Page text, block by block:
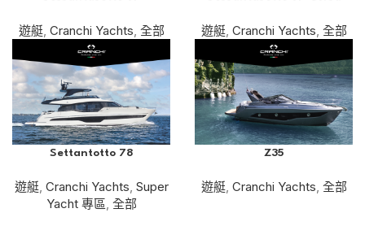
遊艇, Cranchi Yachts, 全部 遊艇, Cranchi Yachts, 全部
Settantotto 78
遊艇, Cranchi Yachts, Super
Yacht 專區, 全部
Z35
遊艇, Cranchi Yachts, 全部